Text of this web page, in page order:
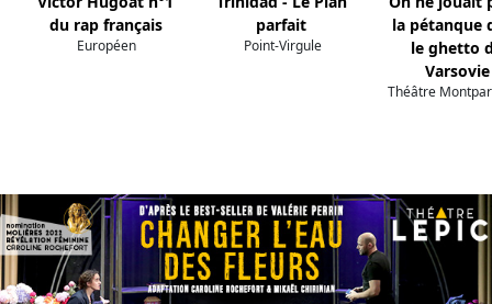
du rap français
Européen
parfait
Point-Virgule
la pétanque
le ghetto
Varsovie
Théâtre